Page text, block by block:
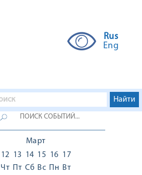
Rus
Eng
Март
12
Чт
13
Пт
14
Сб
15
Вс
16
Пн
17
Вт